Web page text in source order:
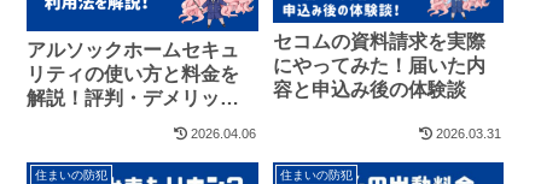
アルソックホームセキュ
リティの使い方と料金を
解説！評判・デメリッ
ト・セコム比較まで完全
2026.04.06
セコムの資料請求を実際
にやってみた！届いた内
容と申込み後の体験談
2026.03.31
住まいの防犯 住まいの防犯